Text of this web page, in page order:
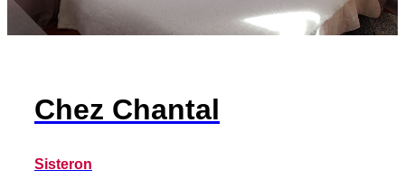
Chez Chantal
Sisteron